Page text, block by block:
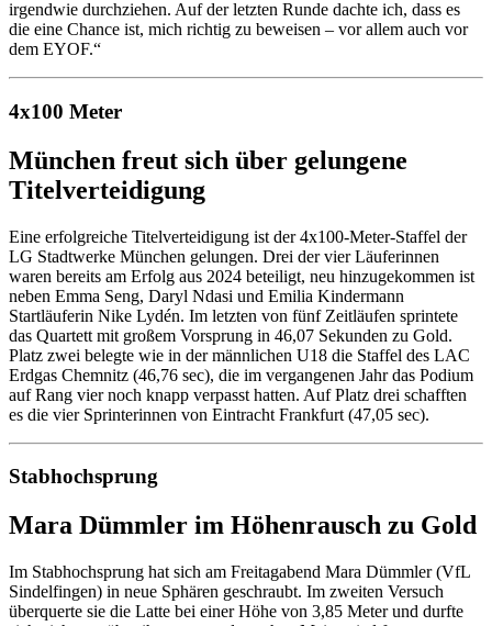
irgendwie durchziehen. Auf der letzten Runde dachte ich, dass es
die eine Chance ist, mich richtig zu beweisen – vor allem auch vor
dem EYOF.“
4x100 Meter
München freut sich über gelungene
Titelverteidigung
Eine erfolgreiche Titelverteidigung ist der 4x100-Meter-Staffel der
LG Stadtwerke München gelungen. Drei der vier Läuferinnen
waren bereits am Erfolg aus 2024 beteiligt, neu hinzugekommen ist
neben Emma Seng, Daryl Ndasi und Emilia Kindermann
Startläuferin Nike Lydén. Im letzten von fünf Zeitläufen sprintete
das Quartett mit großem Vorsprung in 46,07 Sekunden zu Gold.
Platz zwei belegte wie in der männlichen U18 die Staffel des LAC
Erdgas Chemnitz (46,76 sec), die im vergangenen Jahr das Podium
auf Rang vier noch knapp verpasst hatten. Auf Platz drei schafften
es die vier Sprinterinnen von Eintracht Frankfurt (47,05 sec).
Stabhochsprung
Mara Dümmler im Höhenrausch zu Gold
Im Stabhochsprung hat sich am Freitagabend Mara Dümmler (VfL
Sindelfingen) in neue Sphären geschraubt. Im zweiten Versuch
überquerte sie die Latte bei einer Höhe von 3,85 Meter und durfte